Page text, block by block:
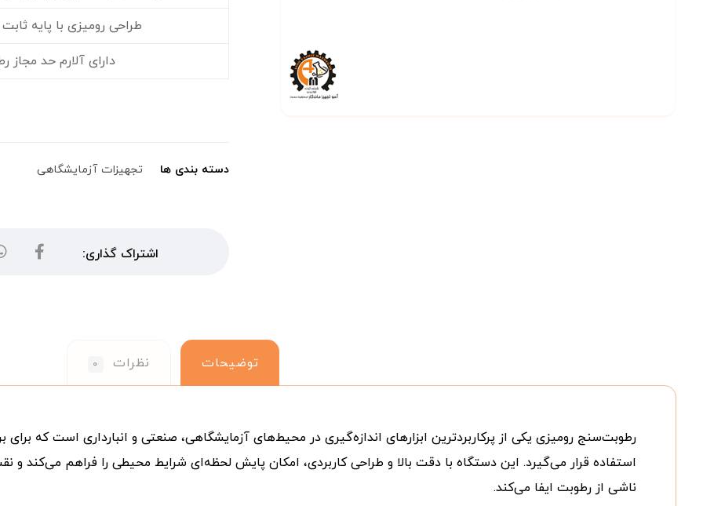
طراحی رومیزی با پایه
دارای آلارم حد مجاز
دسته بندی ها تجهیزات آزمایشگاهی
توضیحات نظرات ۰
رطوبت‌سنج رومیزی یکی از پرکاربردترین ابزارهای اندازه‌گیری در محیط‌های آزمایشگاهی، صنعتی و انبارداری است که
استفاده قرار می‌گیرد. این دستگاه با دقت بالا و طراحی کاربردی، امکان پایش لحظه‌ای شرایط محیطی را فراهم می‌کند
ناشی از رطوبت ایفا می‌کند.